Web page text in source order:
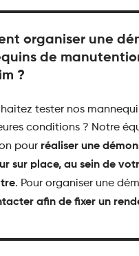
organiser une
de
?
tester nos
conditions ? Notre
pour réaliser une
sur place, au sein de
. Pour organiser une
afin de fixer un